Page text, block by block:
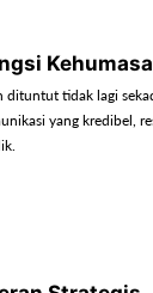
dituntut tidak lagi
yang kredibel,